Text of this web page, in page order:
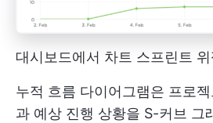
대시보드에서 차트 스프린트 위
누적 흐름 다이어그램은 프로
과 예상 진행 상황을 S-커브 그